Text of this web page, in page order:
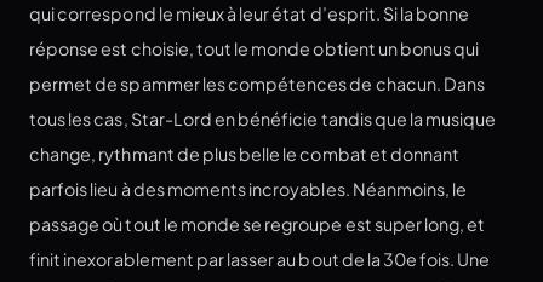
qui correspond le mieux à leur état d’esprit. Si la bonne
réponse est choisie, tout le monde obtient un bonus qui
permet de spammer les compétences de chacun. Dans
tous les cas, Star-Lord en bénéficie tandis que la musique
change, rythmant de plus belle le combat et donnant
parfois lieu à des moments incroyables. Néanmoins, le
passage où tout le monde se regroupe est super long, et
finit inexorablement par lasser au bout de la 30e fois. Une